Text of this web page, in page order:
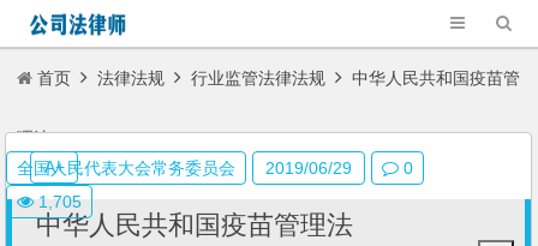
首页 法律法规 行业监管法律法规 中华人民共和国疫苗管
理法
中华人民共和国疫苗管理法
全国人民代表大会常务委员会 2019/06/29
0
1,705
A+